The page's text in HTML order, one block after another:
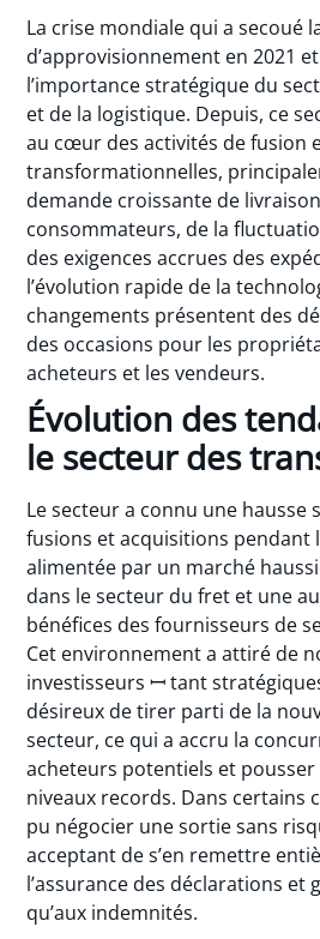
La crise mondiale qui a secoué
d’approvisionnement en 2021
l’importance stratégique du
et de la logistique. Depuis, ce
au cœur des activités de fusion
transformationnelles,
demande croissante de
consommateurs, de la
des exigences accrues des
l’évolution rapide de la
changements présentent des
des occasions pour les
acheteurs et les vendeurs.
Évolution des
le secteur des
Le secteur a connu une hausse
fusions et acquisitions pendant
alimentée par un marché
dans le secteur du fret et une
bénéfices des fournisseurs de
Cet environnement a attiré de
investisseurs ꟷ tant
désireux de tirer parti de la
secteur, ce qui a accru la
acheteurs potentiels et pousser
niveaux records. Dans certains
pu négocier une sortie sans
acceptant de s’en remettre
l’assurance des déclarations et
qu’aux indemnités.